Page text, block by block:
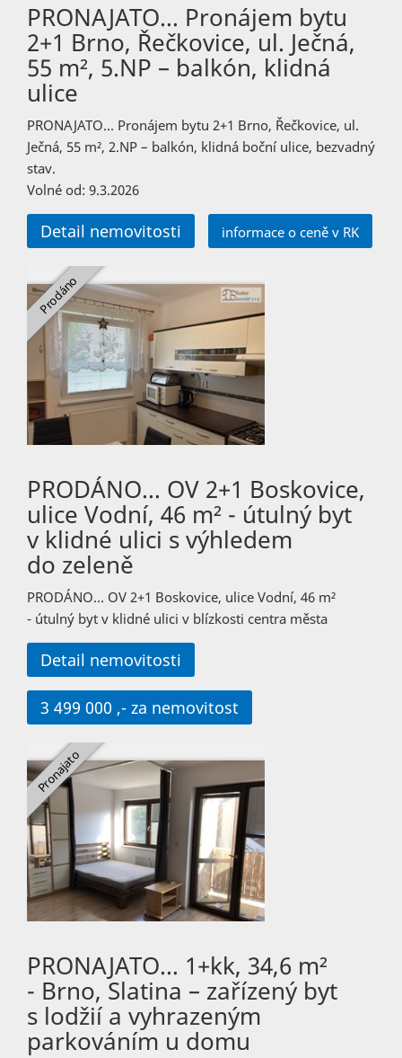
PRONAJATO… Pronájem bytu
2+1 Brno, Řečkovice, ul. Ječná,
55 m², 5.NP – balkón, klidná
ulice
PRONAJATO… Pronájem bytu 2+1 Brno, Řečkovice, ul.
Ječná, 55 m², 2.NP – balkón, klidná boční ulice, bezvadný
stav.
Volné od: 9.3.2026
Detail nemovitosti informace o ceně v RK
PRODÁNO… OV 2+1 Boskovice,
ulice Vodní, 46 m² - útulný byt
v klidné ulici s výhledem
do zeleně
PRODÁNO… OV 2+1 Boskovice, ulice Vodní, 46 m²
- útulný byt v klidné ulici v blízkosti centra města
Detail nemovitosti
3 499 000 ,- za nemovitost
PRONAJATO… 1+kk, 34,6 m²
- Brno, Slatina – zařízený byt
s lodžií a vyhrazeným
parkováním u domu